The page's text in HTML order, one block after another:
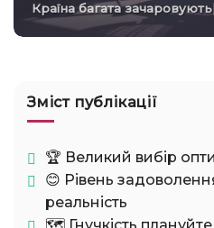
Країна багата
Зміст публікації
🏆 Великий вибір
😊 Рівень
реальність
🗺️ Гнучкість